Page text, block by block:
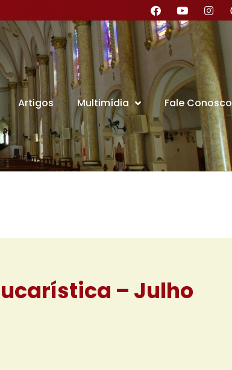
Artigos Multimídia Fale Conosco
– Julho